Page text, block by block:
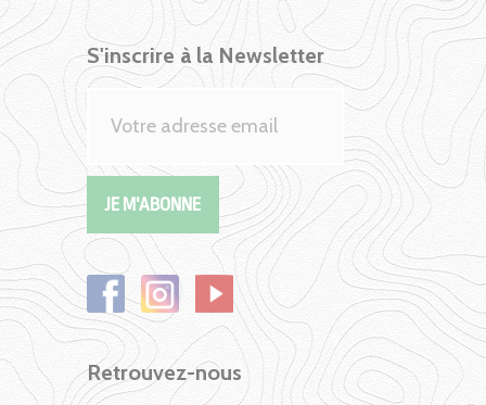
S'inscrire à la Newsletter
Retrouvez-nous